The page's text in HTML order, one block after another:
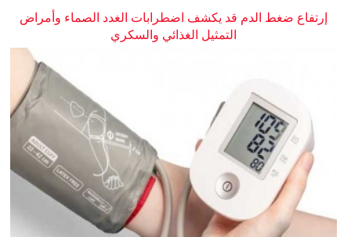
إرتفاع ضغط الدم قد يكشف اضطرابات الغدد الصماء وأمراض
التمثيل الغذائي والسكري